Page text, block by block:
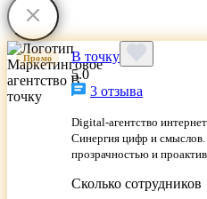
Промо
В точку
5.0
3 отзыва
Digital-агентство
Синергия цифр и
прозрачностью и
Сколько сотрудников